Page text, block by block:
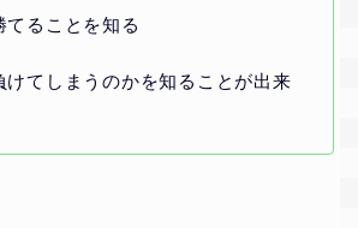
ることを知る
けてしまうのかを知ることが出来